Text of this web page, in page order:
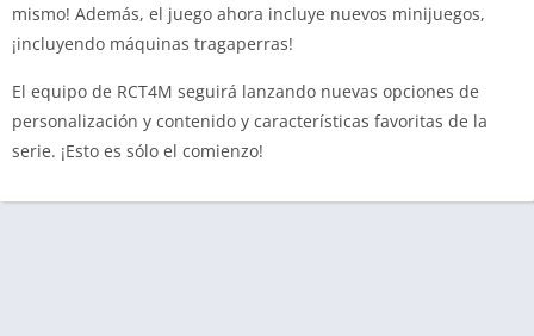
mismo! Además, el juego ahora incluye nuevos minijuegos,
¡incluyendo máquinas tragaperras!
El equipo de RCT4M seguirá lanzando nuevas opciones de
personalización y contenido y características favoritas de la
serie. ¡Esto es sólo el comienzo!